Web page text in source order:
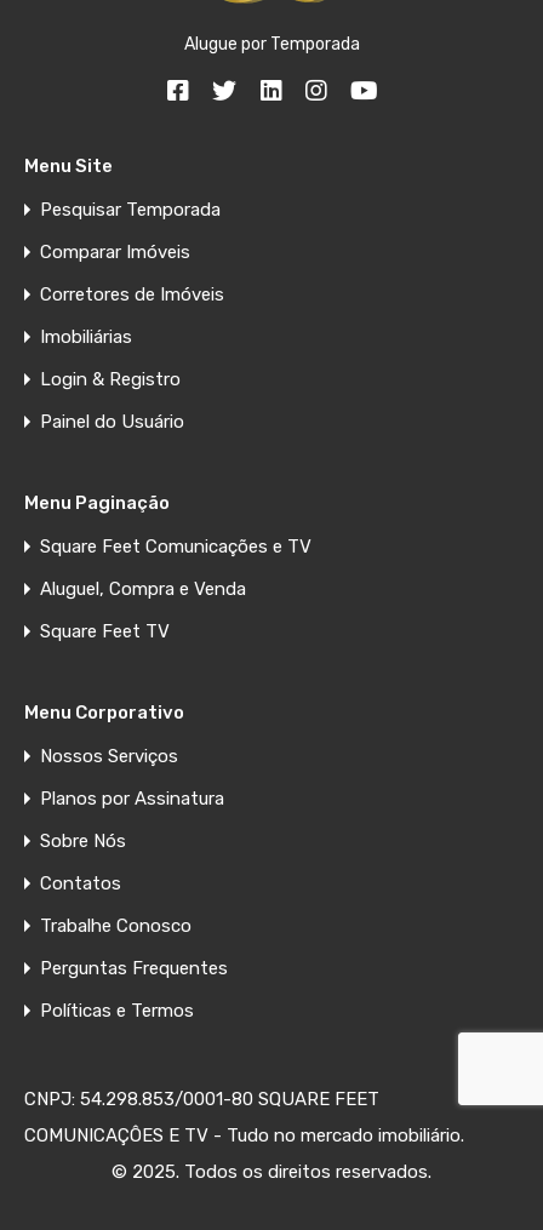
Alugue por Temporada
Menu Site
Pesquisar Temporada
Comparar Imóveis
Corretores de Imóveis
Imobiliárias
Login & Registro
Painel do Usuário
Menu Paginação
Square Feet Comunicações e TV
Aluguel, Compra e Venda
Square Feet TV
Menu Corporativo
Nossos Serviços
Planos por Assinatura
Sobre Nós
Contatos
Trabalhe Conosco
Perguntas Frequentes
Políticas e Termos
CNPJ: 54.298.853/0001-80 SQUARE FEET
COMUNICAÇÔES E TV - Tudo no mercado imobiliário.
© 2025. Todos os direitos reservados.